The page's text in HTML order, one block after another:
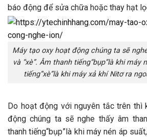
báo động để sửa chữa hoặc thay hạt
Máy tạo oxy hoạt động chúng ta sẽ
và “xè”. Âm thanh tiếng“bụp”là khi máy
tiếng”xè”là khi máy xả khí Nitơ ra
Do hoạt động với nguyên tắc trên thì
động chúng ta sẽ nghe thấy âm
thanh tiếng“bụp”là khi máy nén áp